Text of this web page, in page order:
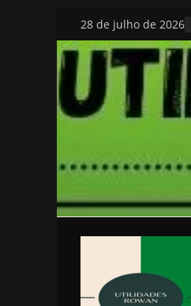
Pular
para
o
conteúdo
28 de julho de 2026